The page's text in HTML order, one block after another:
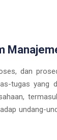
dan
tugas yang
undang-